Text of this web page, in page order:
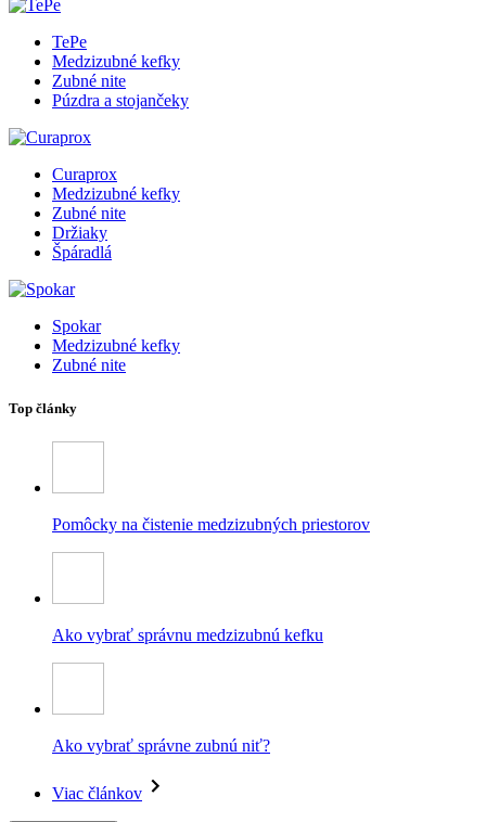
TePe
Medzizubné kefky
Zubné nite
Púzdra a stojančeky
Curaprox
Medzizubné kefky
Zubné nite
Držiaky
Špáradlá
Spokar
Medzizubné kefky
Zubné nite
Top články
Pomôcky na čistenie medzizubných priestorov
Ako vybrať správnu medzizubnú kefku
Ako vybrať správne zubnú niť?
Viac článkov